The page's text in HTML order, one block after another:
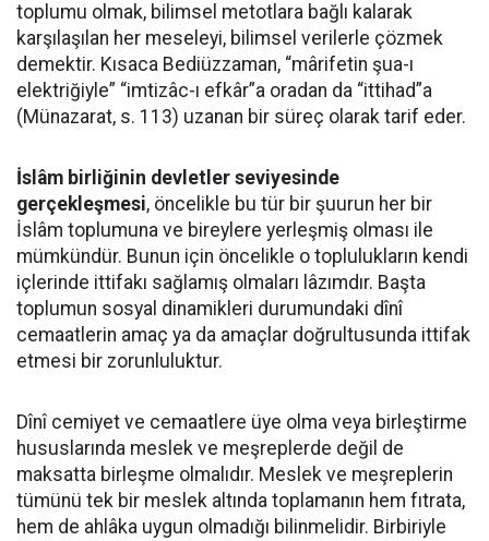
toplumu olmak, bilimsel metotlara bağlı kalarak
karşılaşılan her meseleyi, bilimsel verilerle çözmek
demektir. Kısaca Bediüzzaman, “mârifetin şua-ı
elektriğiyle” “imtizâc-ı efkâr”a oradan da “ittihad”a
(Münazarat, s. 113) uzanan bir süreç olarak tarif eder.
İslâm birliğinin devletler seviyesinde
gerçekleşmesi, öncelikle bu tür bir şuurun her bir
İslâm toplumuna ve bireylere yerleşmiş olması ile
mümkündür. Bunun için öncelikle o toplulukların kendi
içlerinde ittifakı sağlamış olmaları lâzımdır. Başta
toplumun sosyal dinamikleri durumundaki dînî
cemaatlerin amaç ya da amaçlar doğrultusunda ittifak
etmesi bir zorunluluktur.
Dînî cemiyet ve cemaatlere üye olma veya birleştirme
hususlarında meslek ve meşreplerde değil de
maksatta birleşme olmalıdır. Meslek ve meşreplerin
tümünü tek bir meslek altında toplamanın hem fıtrata,
hem de ahlâka uygun olmadığı bilinmelidir. Birbiriyle